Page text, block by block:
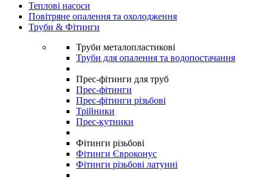
Теплові насоси
Повітряне опалення та охолодження
Труби & Фітинги
Труби металопластикові
Труби для опалення та водопостачання
Прес-фітинги для труб
Прес-фітинги
Прес-фітинги різьбові
Трійники
Прес-кутники
Фітинги різьбові
Фітинги Євроконус
Фітинги різьбові латунні